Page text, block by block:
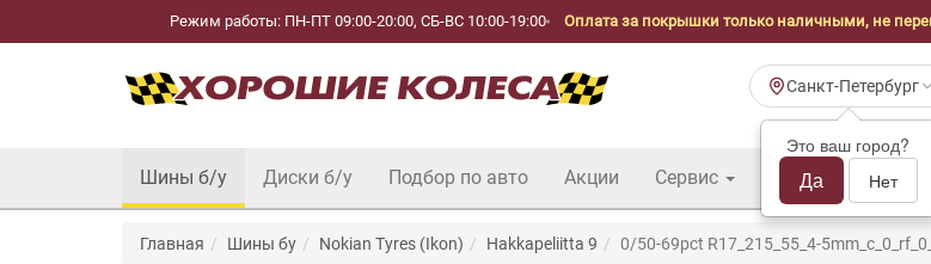
Режим работы: ПН-ПТ 09:00-20:00, СБ-ВС 10:00-19:00 Оплата за покрышки только наличными, не
Санкт-Петербург
Это ваш город?
Да Нет
Шины б/у Диски б/у Подбор по авто Акции Сервис Шины б/у оптом
Главная Шины бу Nokian Tyres (Ikon) Hakkapeliitta 9 0/50-69pct R17_215_55_4-